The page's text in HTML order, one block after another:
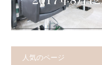
人気のページ